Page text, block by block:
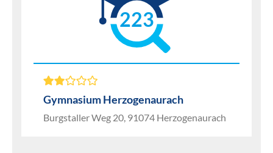
223
Gymnasium Herzogenaurach
Burgstaller Weg 20, 91074 Herzogenaurach